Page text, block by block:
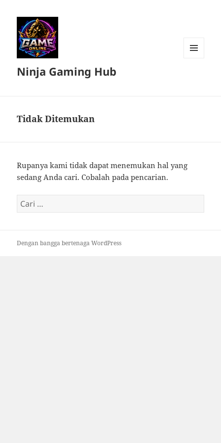
Ninja Gaming Hub
Tidak Ditemukan
Rupanya kami tidak dapat menemukan hal yang
sedang Anda cari. Cobalah pada pencarian.
Cari
untuk:
Dengan bangga bertenaga WordPress